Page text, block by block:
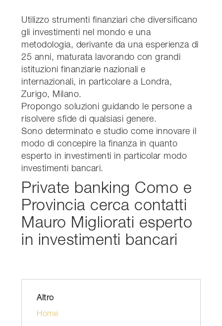
Utilizzo strumenti finanziari che diversificano
gli investimenti nel mondo e una
metodologia, derivante da una esperienza di
25 anni, maturata lavorando con grandi
istituzioni finanziarie nazionali e
internazionali, in particolare a Londra,
Zurigo, Milano.
Propongo soluzioni guidando le persone a
risolvere sfide di qualsiasi genere.
Sono determinato e studio come innovare il
modo di concepire la finanza in quanto
esperto in investimenti in particolar modo
investimenti bancari.
Private banking Como e
Provincia cerca contatti
Mauro Migliorati esperto
in investimenti bancari
Altro
Home